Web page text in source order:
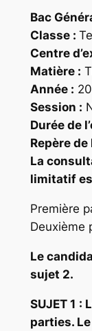
Bac
Classe :
Centre
Matière :
Année :
Session :
Durée de
Repère de
La
limitatif
Première
Deuxième
Le
sujet 2.
SUJET 1 :
parties.